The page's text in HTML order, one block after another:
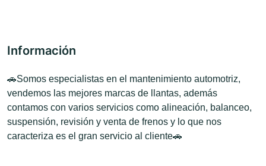
Información
🚗Somos especialistas en el mantenimiento automotriz,
vendemos las mejores marcas de llantas, además
contamos con varios servicios como alineación, balanceo,
suspensión, revisión y venta de frenos y lo que nos
caracteriza es el gran servicio al cliente🚗